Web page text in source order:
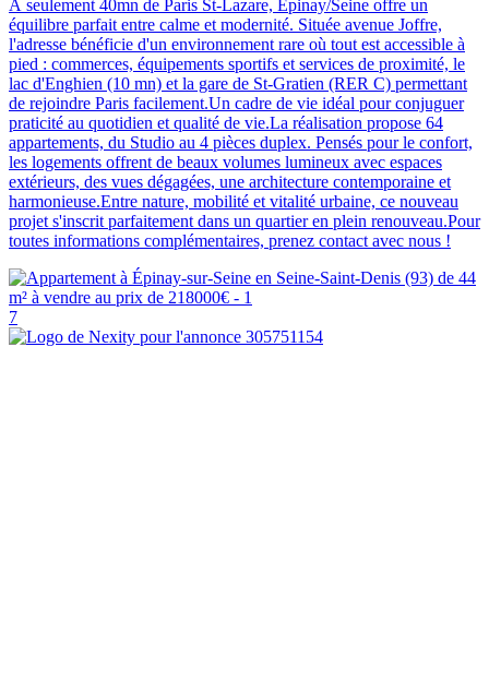
À seulement 40mn de Paris St-Lazare, Épinay/Seine offre un
équilibre parfait entre calme et modernité. Située avenue Joffre,
l'adresse bénéficie d'un environnement rare où tout est accessible à
pied : commerces, équipements sportifs et services de proximité, le
lac d'Enghien (10 mn) et la gare de St-Gratien (RER C) permettant
de rejoindre Paris facilement.Un cadre de vie idéal pour conjuguer
praticité au quotidien et qualité de vie.La réalisation propose 64
appartements, du Studio au 4 pièces duplex. Pensés pour le confort,
les logements offrent de beaux volumes lumineux avec espaces
extérieurs, des vues dégagées, une architecture contemporaine et
harmonieuse.Entre nature, mobilité et vitalité urbaine, ce nouveau
projet s'inscrit parfaitement dans un quartier en plein renouveau.Pour
toutes informations complémentaires, prenez contact avec nous !
7